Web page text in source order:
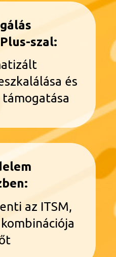
szal:
és
az ITSM,